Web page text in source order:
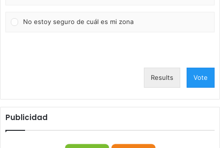
No estoy seguro de cuál es mi zona
Results Vote
Publicidad